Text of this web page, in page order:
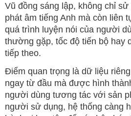
Vũ đồng sáng lập, không chỉ sử
phát âm tiếng Anh mà còn liên
quá trình luyện nói của người
thường gặp, tốc độ tiến bộ hay
tiếp theo.
Điểm quan trọng là dữ liệu
ngay từ đầu mà được hình
người dùng tương tác với sản
người sử dụng, hệ thống càng